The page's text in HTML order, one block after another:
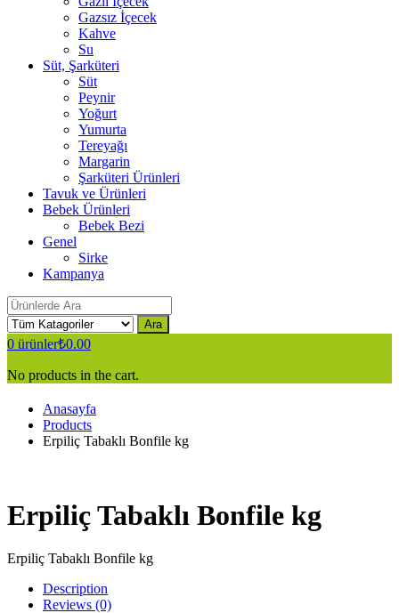
Gazsız İçecek
Kahve
Su
Süt, Şarküteri
Süt
Peynir
Yoğurt
Yumurta
Tereyağı
Margarin
Şarküteri Ürünleri
Tavuk ve Ürünleri
Bebek Ürünleri
Bebek Bezi
Genel
Sirke
Kampanya
Ara
0 ürünler₺0.00
No products in the cart.
Anasayfa
Products
Erpiliç Tabaklı Bonfile kg
Erpiliç Tabaklı Bonfile kg
Erpiliç Tabaklı Bonfile kg
Description
Reviews (0)